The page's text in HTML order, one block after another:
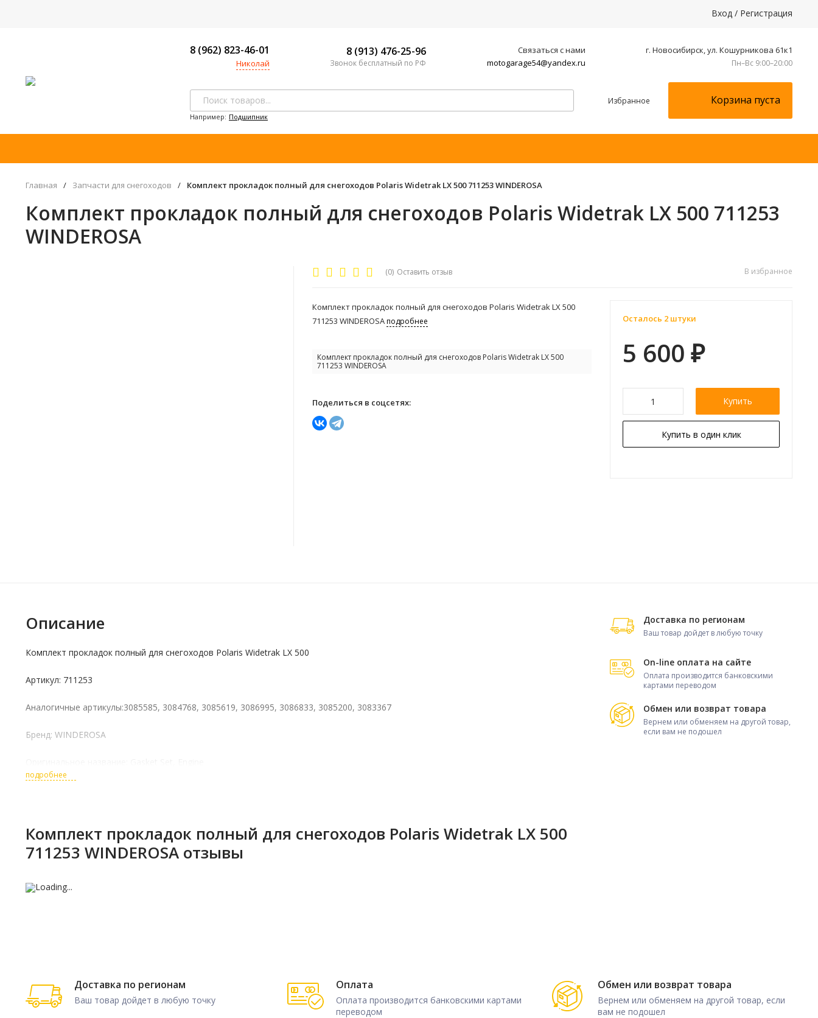
Вход / Регистрация
8 (962) 823-46-01
Николай
8 (913) 476-25-96
Звонок бесплатный по РФ
Связаться с нами
motogarage54@yandex.ru
г. Новосибирск, ул. Кошурникова 61к1
Пн–Вс 9:00–20:00
Например: Подшипник
Избранное Корзина пуста
Главная / Запчасти для снегоходов / Комплект прокладок полный для снегоходов Polaris Widetrak LX 500 711253 WINDEROSA
Комплект прокладок полный для снегоходов Polaris Widetrak LX 500 711253
WINDEROSA
(0) Оставить отзыв В избранное
Комплект прокладок полный для снегоходов Polaris Widetrak LX 500
711253 WINDEROSAподробнее
Комплект прокладок полный для снегоходов Polaris Widetrak LX 500
711253 WINDEROSA
Поделиться в соцсетях:
Осталось 2 штуки
5 600 ₽
Купить
Купить в один клик
Доставка по регионам
Ваш товар дойдет в любую точку
On-line оплата на сайте
Оплата производится банковскими
картами переводом
Обмен или возврат товара
Вернем или обменяем на другой товар,
если вам не подошел
Описание
Комплект прокладок полный для снегоходов Polaris Widetrak LX 500
Артикул: 711253
Аналогичные артикулы:3085585, 3084768, 3085619, 3086995, 3086833, 3085200, 3083367
Бренд: WINDEROSA
500 CLASSIC (2004-2006)
500 EDGE (2003-2004)
500 INDY (2004 - 2006)
подробнее
Комплект прокладок полный для снегоходов Polaris Widetrak LX 500
711253 WINDEROSA отзывы
Доставка по регионам
Ваш товар дойдет в любую точку
Оплата
Оплата производится банковскими картами
переводом
Обмен или возврат товара
Вернем или обменяем на другой товар, если
вам не подошел